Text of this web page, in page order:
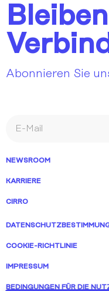
Abonnieren Sie
NEWSROOM
KARRIERE
CIRRO
COOKIE-RICHTLINIE
IMPRESSUM
BEDINGUNGEN FÜR DIE